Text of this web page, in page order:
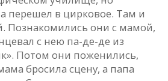
перешел в цирковое. Там и
Познакомились они с мамой,
с нею па-де-де из
Потом они поженились,
бросила сцену, а папа